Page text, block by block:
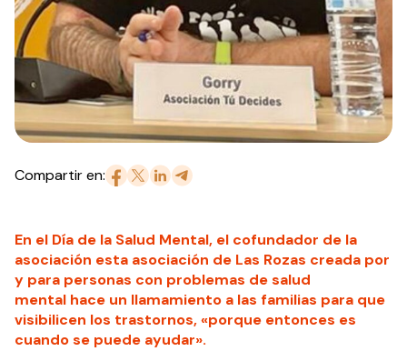
Compartir en:
En el Día de la Salud Mental, el cofundador de la
asociación esta asociación de Las Rozas creada por
y para personas con problemas de salud
mental hace un llamamiento a las familias para que
visibilicen los trastornos, «porque entonces es
cuando se puede ayudar».